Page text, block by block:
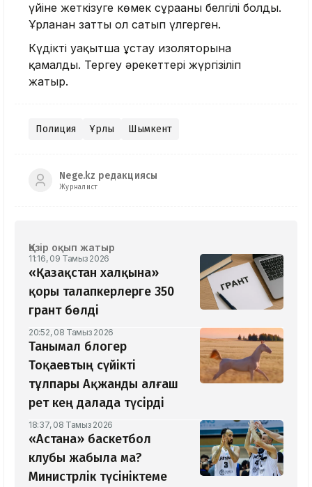
үйіне жеткізуге көмек сұрағаны белгілі болды.
Ұрланған затты ол сатып үлгерген.
Күдікті уақытша ұстау изоляторына
қамалды. Тергеу әрекеттері жүргізіліп
жатыр.
Полиция Ұрлық Шымкент
Nege.kz редакциясы
Журналист
Қазір оқып жатыр
11:16, 09 Тамыз 2026
«Қазақстан халқына»
қоры талапкерлерге 350
грант бөлді
20:52, 08 Тамыз 2026
Танымал блогер
Тоқаевтың сүйікті
тұлпары Ақжанды алғаш
рет кең далада түсірді
18:37, 08 Тамыз 2026
«Астана» баскетбол
клубы жабыла ма?
Министрлік түсініктеме